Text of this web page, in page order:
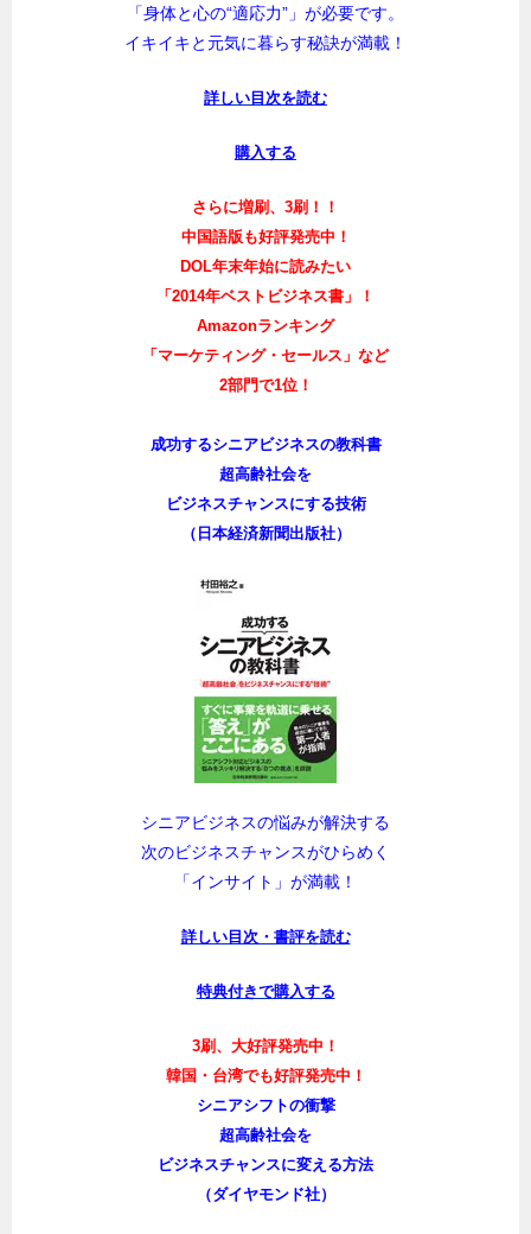
「身体と心の“適応力”」が必要です。
イキイキと元気に暮らす秘訣が満載！
詳しい目次を読む
購入する
さらに増刷、3刷！！
中国語版も好評発売中！
DOL年末年始に読みたい
「2014年ベストビジネス書」！
Amazonランキング
「マーケティング・セールス」など
2部門で1位！
成功するシニアビジネスの教科書
超高齢社会を
ビジネスチャンスにする技術
（日本経済新聞出版社）
シニアビジネスの悩みが解決する
次のビジネスチャンスがひらめく
「インサイト」が満載！
詳しい目次・書評を読む
特典付きで購入する
3刷、大好評発売中！
韓国・台湾でも好評発売中！
シニアシフトの衝撃
超高齢社会を
ビジネスチャンスに変える方法
（ダイヤモンド社）